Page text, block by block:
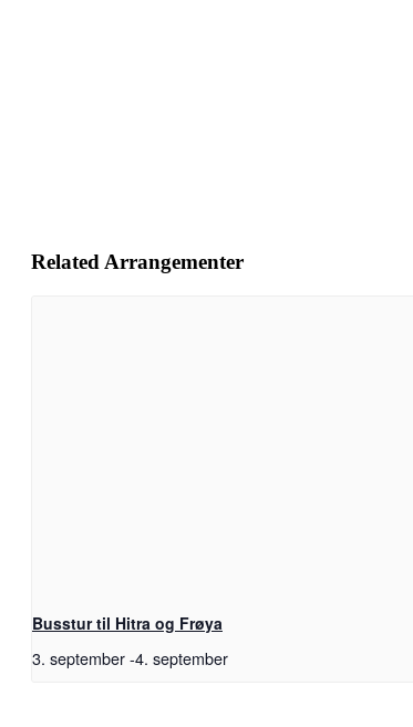
Related Arrangementer
Busstur til Hitra og Frøya
3. september-4. september